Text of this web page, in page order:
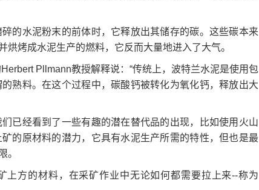
的水泥粉末的前体时，它释放出其储存的碳。这些碳本来
烤成水泥生产的燃料，它反而大量地进入了大气。
Pllmann教授解释说：“传统上，波特兰水泥是使用包
熟料。在这个过程中，碳酸钙被转化为氧化钙，释放出大
已经看到了一些有趣的潜在替代品的出现，比如使用火山
的原材料的潜力，它具有水泥生产所需的特性，但也是最
。
方的材料，在采矿作业中无论如何都需要拉上来--称为